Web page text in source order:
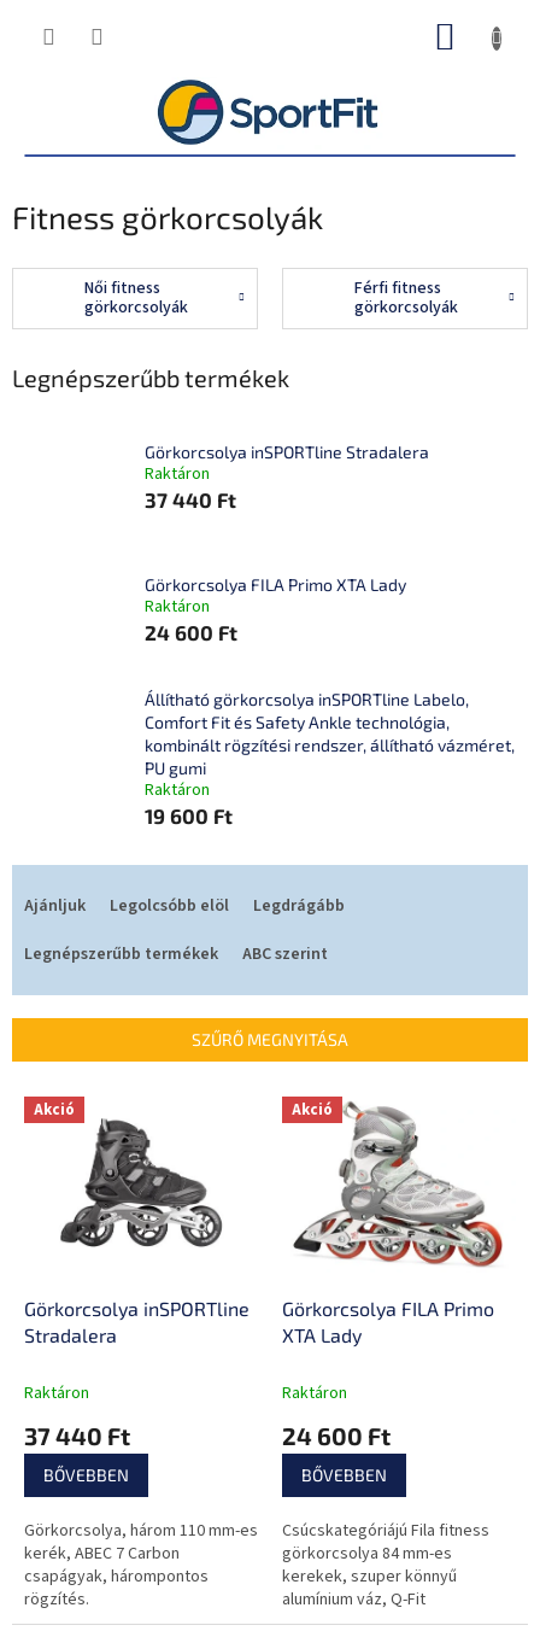
KOSÁR
Fitness görkorcsolyák
Női fitness
görkorcsolyák
Férfi fitness
görkorcsolyák
Legnépszerűbb termékek
Görkorcsolya inSPORTline Stradalera
Raktáron
37 440 Ft
Görkorcsolya FILA Primo XTA Lady
Raktáron
24 600 Ft
Állítható görkorcsolya inSPORTline Labelo,
Comfort Fit és Safety Ankle technológia,
kombinált rögzítési rendszer, állítható vázméret,
PU gumi
Raktáron
19 600 Ft
m
k
Ajánljuk Legolcsóbb elöl
Legdrágább
Legnépszerűbb termékek
ABC szerint
SZŰRŐ MEGNYITÁSA
T Akció
Görkorcsolya inSPORTline
Stradalera
Raktáron
37 440 Ft
BŐVEBBEN
Görkorcsolya, három 110 mm-es
kerék, ABEC 7 Carbon
csapágyak, hárompontos
rögzítés.
Akció
Görkorcsolya FILA Primo
XTA Lady
Raktáron
24 600 Ft
BŐVEBBEN
Csúcskategóriájú Fila fitness
görkorcsolya 84 mm-es
kerekek, szuper könnyű
alumínium váz, Q-Fit
zárrendszer, speciális erős